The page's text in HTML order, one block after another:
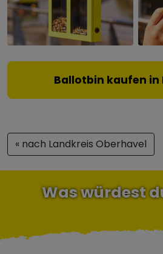
Ballotbin kaufen in
« nach Landkreis Oberhavel
Was würdest